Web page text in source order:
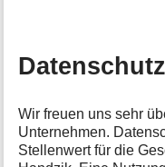
i
n
o
r
m
a
Wir freuen uns sehr
Unternehmen.
Stellenwert für die